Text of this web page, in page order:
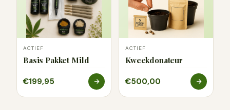
ACTIEF
Basis Pakket Mild
€199,95
ACTIEF
Kweekdonateur
€500,00